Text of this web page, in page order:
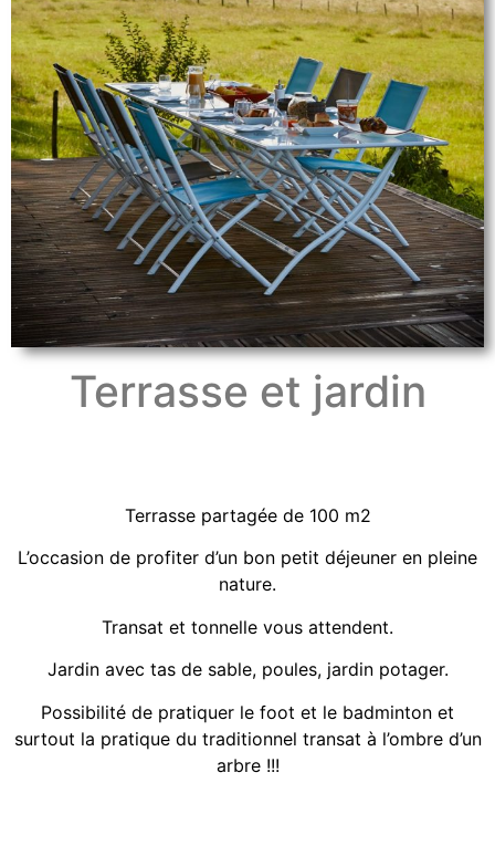
Terrasse et jardin
Terrasse partagée de 100 m2
L’occasion de profiter d’un bon petit déjeuner en pleine
nature.
Transat et tonnelle vous attendent.
Jardin avec tas de sable, poules, jardin potager.
Possibilité de pratiquer le foot et le badminton et
surtout la pratique du traditionnel transat à l’ombre d’un
arbre !!!